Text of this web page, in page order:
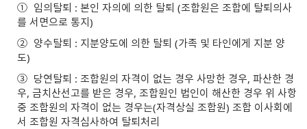
① 임의탈퇴 : 본인 자의에 의한 탈퇴 (조합원은 조합에 탈퇴의사
를 서면으로 통지)
② 양수탈퇴 : 지분양도에 의한 탈퇴 (가족 및 타인에게 지분 양
도)
③ 당연탈퇴 : 조합원의 자격이 없는 경우 사망한 경우, 파산한 경
우, 금치산선고를 받은 경우, 조합원인 법인이 해산한 경우 위 사항
중 조합원의 자격이 없는 경우는(자격상실 조합원) 조합 이사회에
서 조합원 자격심사하여 탈퇴처리